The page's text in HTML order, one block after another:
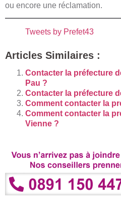
ou encore une réclamation.
Tweets by Prefet43
Articles Similaires :
Contacter la préfecture
Pau ?
Contacter la préfecture
Comment contacter la
Comment contacter la
Vienne ?